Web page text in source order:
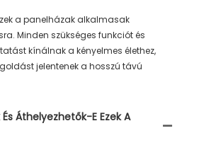
a panelházak alkalmasak
Minden szükséges funkciót és
kínálnak a kényelmes élethez,
jelentenek a hosszú távú
Áthelyezhetők-E Ezek A